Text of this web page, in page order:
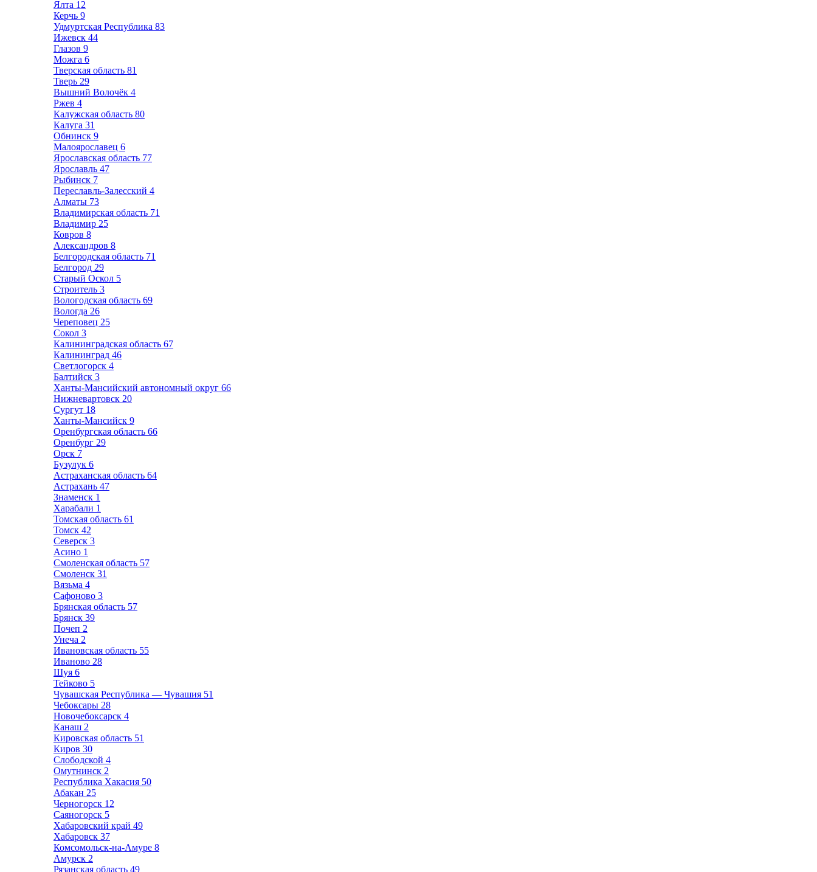
Ялта 12
Керчь 9
Удмуртская Республика 83
Ижевск 44
Глазов 9
Можга 6
Тверская область 81
Тверь 29
Вышний Волочёк 4
Ржев 4
Калужская область 80
Калуга 31
Обнинск 9
Малоярославец 6
Ярославская область 77
Ярославль 47
Рыбинск 7
Переславль-Залесский 4
Алматы 73
Владимирская область 71
Владимир 25
Ковров 8
Александров 8
Белгородская область 71
Белгород 29
Старый Оскол 5
Строитель 3
Вологодская область 69
Вологда 26
Череповец 25
Сокол 3
Калининградская область 67
Калининград 46
Светлогорск 4
Балтийск 3
Ханты-Мансийский автономный округ 66
Нижневартовск 20
Сургут 18
Ханты-Мансийск 9
Оренбургская область 66
Оренбург 29
Орск 7
Бузулук 6
Астраханская область 64
Астрахань 47
Знаменск 1
Харабали 1
Томская область 61
Томск 42
Северск 3
Асино 1
Смоленская область 57
Смоленск 31
Вязьма 4
Сафоново 3
Брянская область 57
Брянск 39
Почеп 2
Унеча 2
Ивановская область 55
Иваново 28
Шуя 6
Тейково 5
Чувашская Республика — Чувашия 51
Чебоксары 28
Новочебоксарск 4
Канаш 2
Кировская область 51
Киров 30
Слободской 4
Омутнинск 2
Республика Хакасия 50
Абакан 25
Черногорск 12
Саяногорск 5
Хабаровский край 49
Хабаровск 37
Комсомольск-на-Амуре 8
Амурск 2
Рязанская область 49